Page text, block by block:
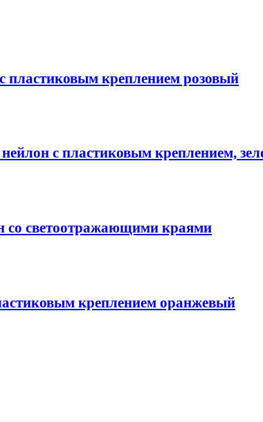
пластиковым креплением розовый
с пластиковым креплением,
со светоотражающими краями
креплением оранжевый